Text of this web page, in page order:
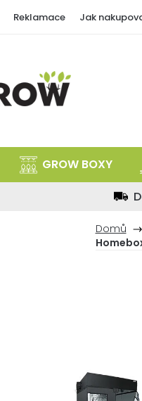
Reklamace Jak
GROW BOXY
Domů